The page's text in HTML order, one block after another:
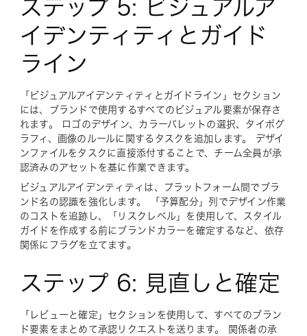
ステップ 5: ビジュアルア
イデンティティとガイド
ライン
「ビジュアルアイデンティティとガイドライン」セクション
には、ブランドで使用するすべてのビジュアル要素が保存さ
れます。 ロゴのデザイン、カラーパレットの選択、タイポグ
ラフィ、画像のルールに関するタスクを追加します。 デザイ
ンファイルをタスクに直接添付することで、チーム全員が承
認済みのアセットを基に作業できます。
ビジュアルアイデンティティは、プラットフォーム間でブラ
ンド名の認識を強化します。 「予算配分」列でデザイン作業
のコストを追跡し、「リスクレベル」を使用して、スタイル
ガイドを作成する前にブランドカラーを確定するなど、依存
関係にフラグを立てます。
ステップ 6: 見直しと確定
「レビューと確定」セクションを使用して、すべてのブラン
ド要素をまとめて承認リクエストを送ります。 関係者の承